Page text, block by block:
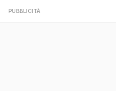
PUBBLICITÀ